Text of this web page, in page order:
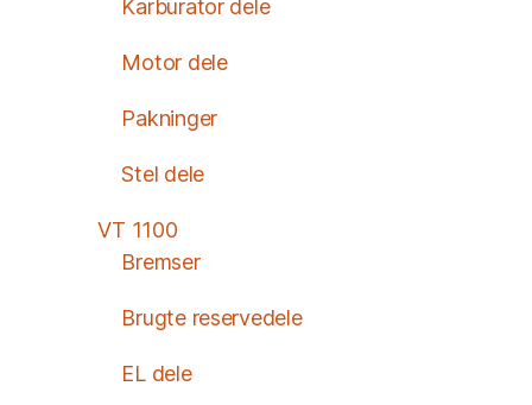
Karburator dele
Motor dele
Pakninger
Stel dele
VT 1100
Bremser
Brugte reservedele
EL dele